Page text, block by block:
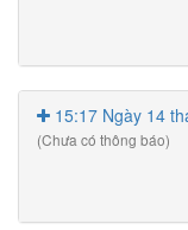
15:17 Ngày 14
(Chưa có thông báo)